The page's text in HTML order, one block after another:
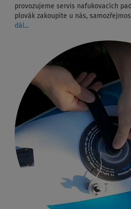
provozujeme servis nafukovacích
plovák zakoupíte u nás,
dál...